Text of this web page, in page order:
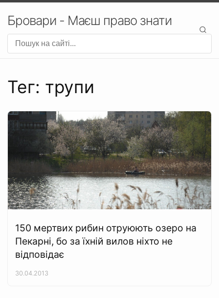
Бровари - Маєш право знати
Тег: трупи
150 мертвих рибин отруюють озеро на
Пекарні, бо за їхній вилов ніхто не
відповідає
30.04.2013